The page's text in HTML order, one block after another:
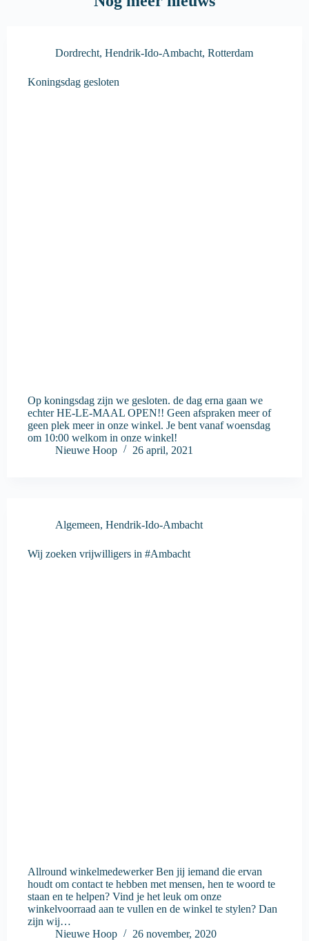
Dordrecht, Hendrik-Ido-Ambacht, Rotterdam
Koningsdag gesloten
Op koningsdag zijn we gesloten. de dag erna gaan we
echter HE-LE-MAAL OPEN!! Geen afspraken meer of
geen plek meer in onze winkel. Je bent vanaf woensdag
om 10:00 welkom in onze winkel!
Nieuwe Hoop
26 april, 2021
Algemeen, Hendrik-Ido-Ambacht
Wij zoeken vrijwilligers in #Ambacht
Allround winkelmedewerker Ben jij iemand die ervan
houdt om contact te hebben met mensen, hen te woord te
staan en te helpen? Vind je het leuk om onze
winkelvoorraad aan te vullen en de winkel te stylen? Dan
zijn wij…
Nieuwe Hoop
26 november, 2020